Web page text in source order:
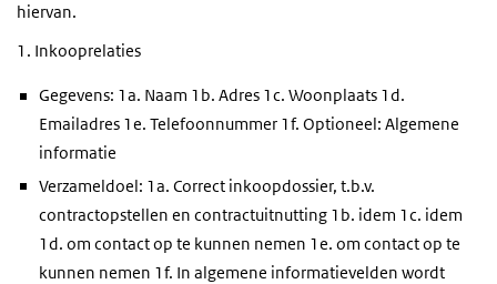
hiervan.
1. Inkooprelaties
Gegevens: 1a. Naam 1b. Adres 1c. Woonplaats 1d.
Emailadres 1e. Telefoonnummer 1f. Optioneel: Algemene
informatie
Verzameldoel: 1a. Correct inkoopdossier, t.b.v.
contractopstellen en contractuitnutting 1b. idem 1c. idem
1d. om contact op te kunnen nemen 1e. om contact op te
kunnen nemen 1f. In algemene informatievelden wordt